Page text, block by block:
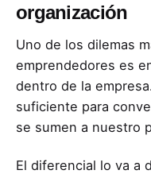
organización
Uno de los dilemas
emprendedores es
dentro de la
suficiente para
se sumen a nuestro
El diferencial lo va a